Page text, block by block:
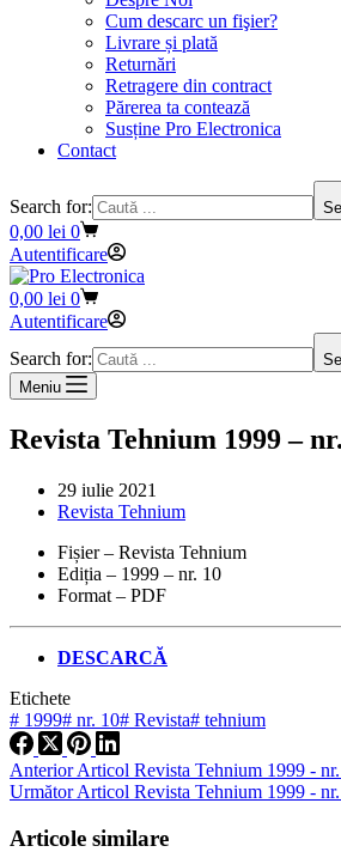
Cum descarc un fişier?
Livrare și plată
Returnări
Retragere din contract
Părerea ta contează
Susține Pro Electronica
Contact
Search for:
Coș
de
cumpărături
0,00 lei 0
Autentificare
Coș
de
0,00 lei 0
Autentificare
Search for:
Meniu
Revista Tehnium 1999 –
29 iulie 2021
Revista Tehnium
Fișier – Revista Tehnium
Ediția – 1999 – nr. 10
Format – PDF
DESCARCĂ
Etichete
# 1999# nr. 10# Revista# tehnium
AnteriorArticol Revista Tehnium 1999 - nr.
UrmătorArticol Revista Tehnium 1999 -
Articole similare